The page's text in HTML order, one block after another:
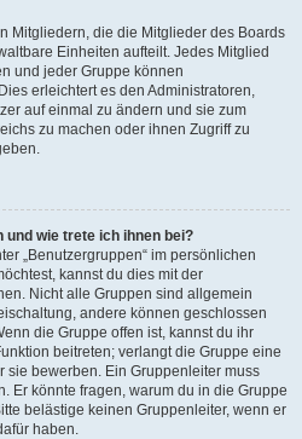
Mitgliedern, die die Mitglieder des Boards
Einheiten aufteilt. Jedes Mitglied
und jeder Gruppe können
erleichtert es den Administratoren,
auf einmal zu ändern und sie zum
zu machen oder ihnen Zugriff zu
und wie trete ich ihnen bei?
„Benutzergruppen“ im persönlichen
kannst du dies mit der
Nicht alle Gruppen sind allgemein
andere können geschlossen
die Gruppe offen ist, kannst du ihr
beitreten; verlangt die Gruppe eine
sie bewerben. Ein Gruppenleiter muss
Er könnte fragen, warum du in die Gruppe
belästige keinen Gruppenleiter, wenn er
haben.